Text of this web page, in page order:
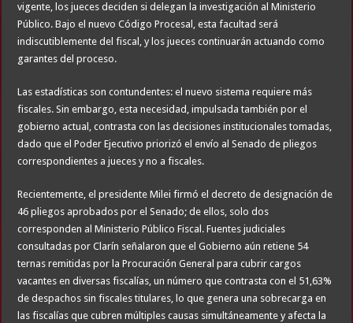
vigente, los jueces deciden si delegan la investigación al Ministerio
Público. Bajo el nuevo Código Procesal, esta facultad será
indiscutiblemente del fiscal, y los jueces continuarán actuando como
garantes del proceso.
Las estadísticas son contundentes: el nuevo sistema requiere más
fiscales. Sin embargo, esta necesidad, impulsada también por el
gobierno actual, contrasta con las decisiones institucionales tomadas,
dado que el Poder Ejecutivo priorizó el envío al Senado de pliegos
correspondientes a jueces y no a fiscales.
Recientemente, el presidente Milei firmó el decreto de designación de
46 pliegos aprobados por el Senado; de ellos, solo dos
corresponden al Ministerio Público Fiscal. Fuentes judiciales
consultadas por Clarín señalaron que el Gobierno aún retiene 54
ternas remitidas por la Procuración General para cubrir cargos
vacantes en diversas fiscalías, un número que contrasta con el 51,63%
de despachos sin fiscales titulares, lo que genera una sobrecarga en
las fiscalías que cubren múltiples causas simultáneamente y afecta la